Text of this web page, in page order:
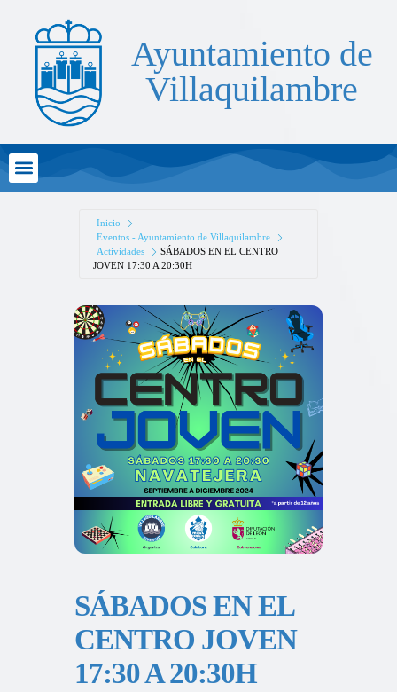
Ayuntamiento de
Villaquilambre
Inicio
Eventos - Ayuntamiento de Villaquilambre
Actividades
SÁBADOS EN EL CENTRO
JOVEN 17:30 A 20:30H
SÁBADOS EN EL
CENTRO JOVEN
17:30 A 20:30H